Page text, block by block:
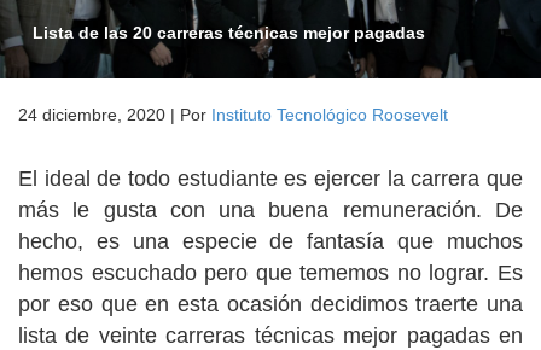
Lista de las 20 carreras técnicas mejor pagadas
24 diciembre, 2020 | Por Instituto Tecnológico Roosevelt
El ideal de todo estudiante es ejercer la carrera que
más le gusta con una buena remuneración. De
hecho, es una especie de fantasía que muchos
hemos escuchado pero que tememos no lograr. Es
por eso que en esta ocasión decidimos traerte una
lista de veinte carreras técnicas mejor pagadas en